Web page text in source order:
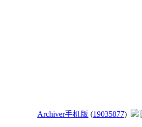
Archiver手机版 (19035877)